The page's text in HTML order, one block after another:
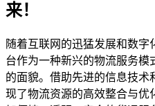
来！
随着互联网的迅猛发展和数
台作为一种新兴的物流服务模
的面貌。‌借助先进的信息技术
现了物流资源的高效整合与优